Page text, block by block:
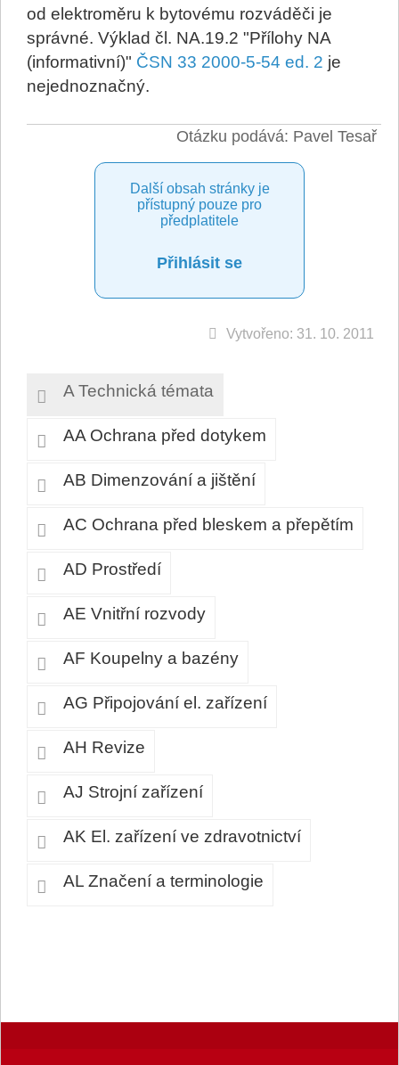
od elektroměru k bytovému rozváděči je
správné. Výklad čl. NA.19.2 "Přílohy NA
(informativní)" ČSN 33 2000-5-54 ed. 2 je
nejednoznačný.
Otázku podává: Pavel Tesař
Další obsah stránky je
přístupný pouze pro
předplatitele
Přihlásit se
Vytvořeno: 31. 10. 2011
A Technická témata
AA Ochrana před dotykem
AB Dimenzování a jištění
AC Ochrana před bleskem a přepětím
AD Prostředí
AE Vnitřní rozvody
AF Koupelny a bazény
AG Připojování el. zařízení
AH Revize
AJ Strojní zařízení
AK El. zařízení ve zdravotnictví
AL Značení a terminologie